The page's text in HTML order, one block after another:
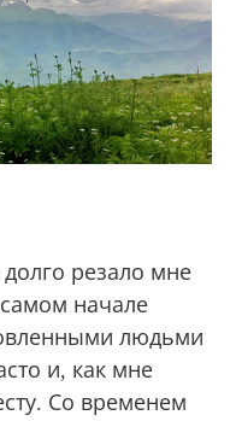
резало мне
начале
людьми
и, как мне
Со временем